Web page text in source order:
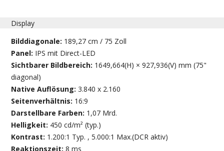
Display
Bilddiagonale: 189,27 cm / 75 Zoll
Panel: IPS mit Direct-LED
Sichtbarer Bildbereich: 1649,664(H) × 927,936(V) mm (75"
diagonal)
Native Auflösung:3.840 x 2.160
Seitenverhältnis: 16:9
Darstellbare Farben: 1,07 Mrd.
Helligkeit: 450 cd/m² (typ.)
Kontrast: 1.200:1 Typ. , 5.000:1 Max.(DCR aktiv)
Reaktionszeit:8 ms